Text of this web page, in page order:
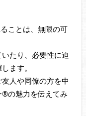
ことは、無限の可
たり、必要性に迫
ます。
人や同僚の方を中
®の魅力を伝えてみ